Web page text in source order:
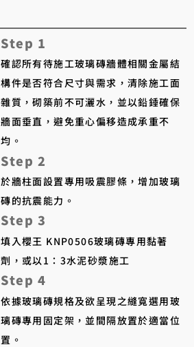
Step 1
確認所有待施工玻璃磚牆體相關金屬結
構件是否符合尺寸與需求，清除施工面
雜質，砌築前不可灑水，並以鉛錘確保
牆面垂直，避免重心偏移造成承重不
均。
Step 2
於牆柱面設置專用吸震膠條，增加玻璃
磚的抗震能力。
Step 3
填入櫻王 KNP0506玻璃磚專用黏著
劑，或以1：3水泥砂漿施工
Step 4
依據玻璃磚規格及欲呈現之縫寬選用玻
璃磚專用固定架，並間隔放置於適當位
置。